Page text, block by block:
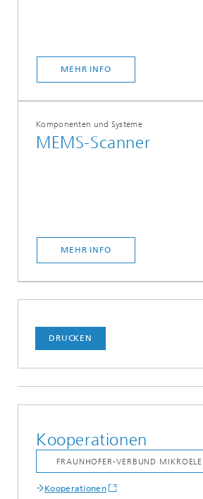
MEHR INFO
Komponenten und Systeme
MEMS-Scanner
MEHR INFO
DRUCKEN
Kooperationen
Kooperationen